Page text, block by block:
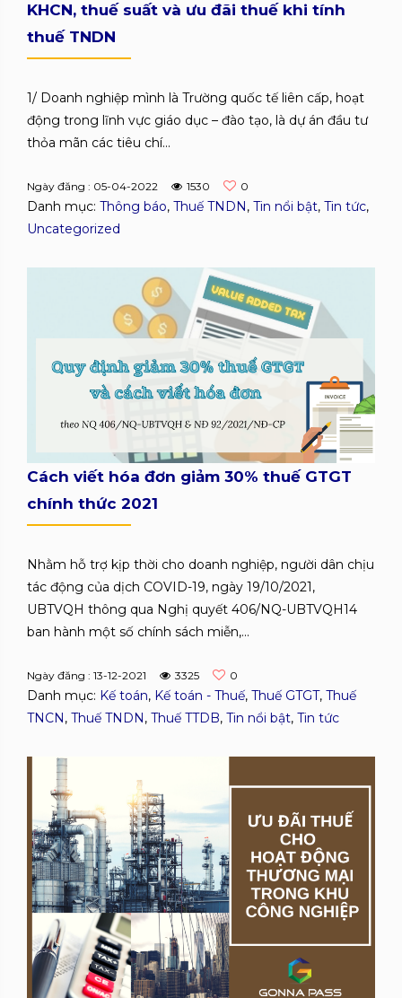
KHCN, thuế suất và ưu đãi thuế khi tính
thuế TNDN
1/ Doanh nghiệp mình là Trường quốc tế liên cấp, hoạt
động trong lĩnh vực giáo dục – đào tạo, là dự án đầu tư
thỏa mãn các tiêu chí...
Ngày đăng : 05-04-2022 1530 0
Danh mục: Thông báo, Thuế TNDN, Tin nổi bật, Tin tức,
Uncategorized
Cách viết hóa đơn giảm 30% thuế GTGT
chính thức 2021
Nhằm hỗ trợ kịp thời cho doanh nghiệp, người dân chịu
tác động của dịch COVID-19, ngày 19/10/2021,
UBTVQH thông qua Nghị quyết 406/NQ-UBTVQH14
ban hành một số chính sách miễn,...
Ngày đăng : 13-12-2021 3325 0
Danh mục: Kế toán, Kế toán - Thuế, Thuế GTGT, Thuế
TNCN , Thuế TNDN , Thuế TTDB, Tin nổi bật, Tin tức